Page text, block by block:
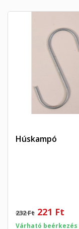
Húskampó
232 Ft 221 Ft
Várható beérkezés